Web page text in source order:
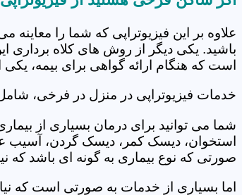
علاوه بر این فیزیوتراپی که شما را معاینه
باشید. یکی دیگر از روش های کلاه برداری
است که هنگام ارائه گواهی برای بیمه،
خدمات فیزیوتراپی در منزل در فرخی،
شما می توانید برای درمان بسیاری از
استخوان، دیسک کمر، دیسک گردن، آسیب
صورتی که نوع بیماری به گونه ای باشد که
اما بسیاری از خدمات به صورتی است که